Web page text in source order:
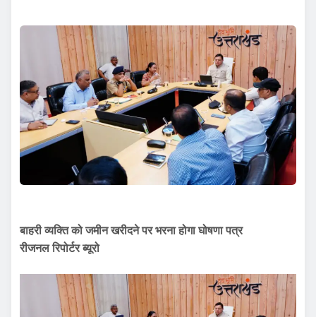
बाहरी व्यक्ति को जमीन खरीदने पर भरना होगा घोषणा पत्र
रीजनल रिपोर्टर ब्यूरो